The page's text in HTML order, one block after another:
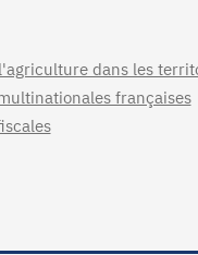
dans les
françaises